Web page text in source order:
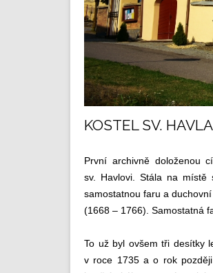
KOSTEL SV. HAVLA
První archivně doloženou
sv. Havlovi. Stála na místě
samostatnou faru a
(1668 – 1766). Samostatná
To už byl ovšem tři desítky
v roce 1735 a o rok